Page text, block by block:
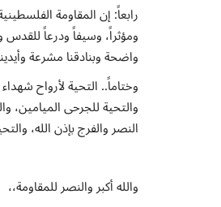
رابعاً: إن المقاومة
ومؤثراً، وسيفاً ودرعاً
واضحة وبنادقنا مشرعة
وختاماً.. التحية لأرواح
والتحية للجرحى
النصر والفرج بإذن الله، والتحية
والله أكبر والنصر للمقاومة،،